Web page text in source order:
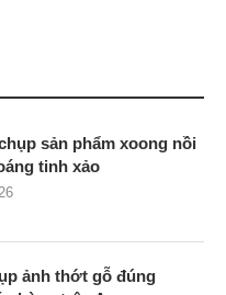
sản phẩm xoong nồi
tinh xảo
ảnh thớt gỗ đúng